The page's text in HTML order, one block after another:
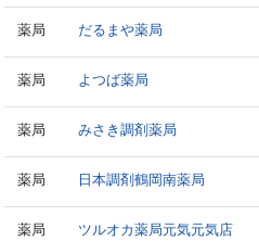
薬局 だるまや薬局
薬局 よつば薬局
薬局 みさき調剤薬局
薬局 日本調剤鶴岡南薬局
薬局 ツルオカ薬局元気元気店